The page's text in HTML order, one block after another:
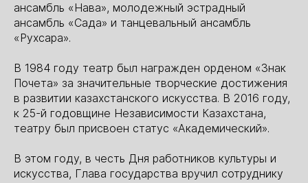
ансамбль «Нава», молодежный эстрадный
ансамбль «Сада» и танцевальный ансамбль
«Рухсара».
В 1984 году театр был награжден орденом «Знак
Почета» за значительные творческие достижения
в развитии казахстанского искусства. В 2016 году,
к 25-й годовщине Независимости Казахстана,
театру был присвоен статус «Академический».
В этом году, в честь Дня работников культуры и
искусства, Глава государства вручил сотруднику